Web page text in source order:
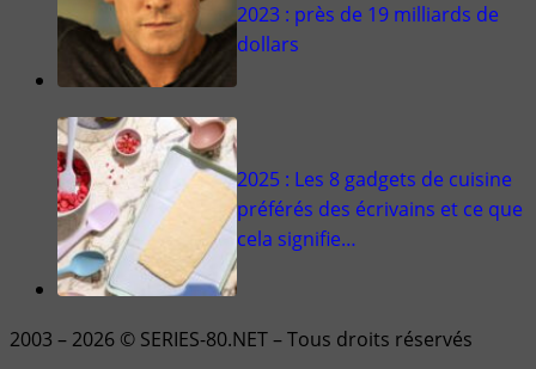
2023 : près de 19 milliards de
dollars
2025 : Les 8 gadgets de cuisine
préférés des écrivains et ce que
cela signifie…
2003 – 2026 © SERIES-80.NET – Tous droits réservés